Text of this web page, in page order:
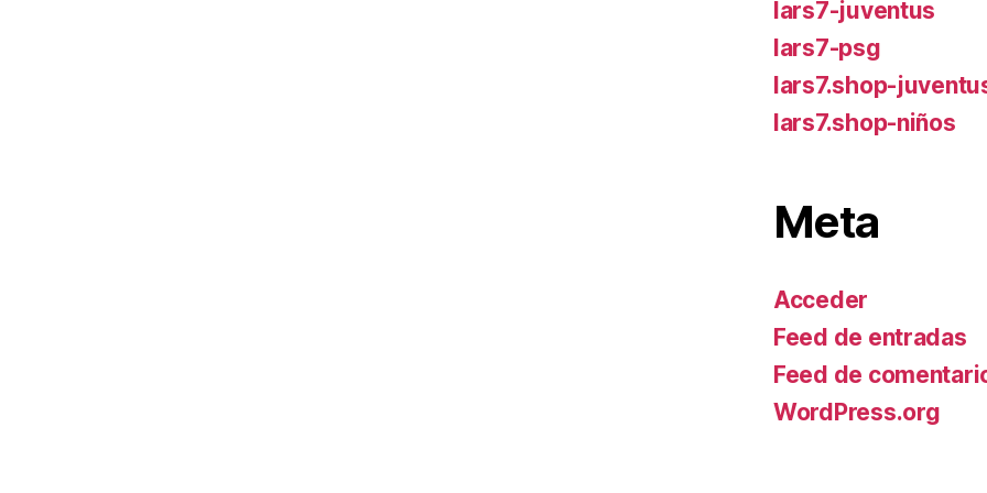
lars7-juventus
lars7-psg
lars7.shop-
lars7.shop-niños
Meta
Acceder
Feed de entradas
Feed de
WordPress.org